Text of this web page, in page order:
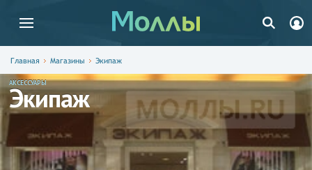
Главная Магазины Экипаж
АКСЕССУАРЫ
Экипаж